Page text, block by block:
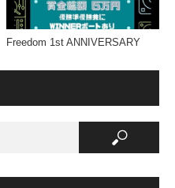
Freedom 1st ANNIVERSARY